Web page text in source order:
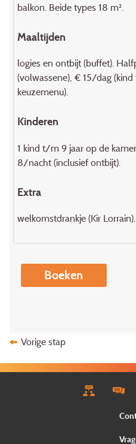
balkon. Beide types 18 m².
Maaltijden
logies en ontbijt (buffet).
(volwassene), € 15/dag
keuzemenu).
Kinderen
1 kind t/m 9 jaar op de
8/nacht (inclusief ontbijt).
Extra
welkomstdrankje (Kir Lorrain).
Boeken
Vorige stap